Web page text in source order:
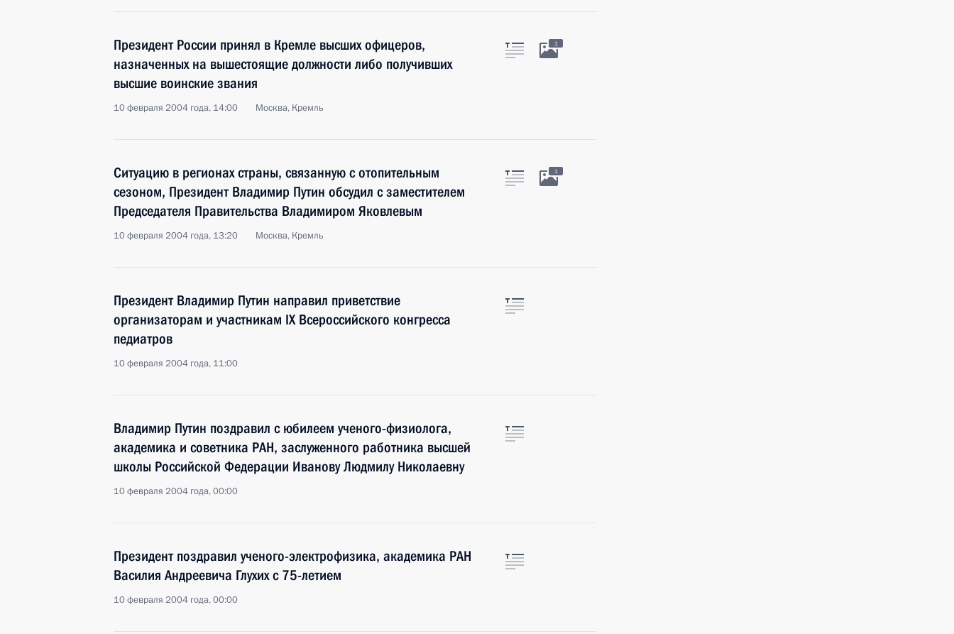
Президент России принял в Кремле высших офицеров,
назначенных на вышестоящие должности либо получивших
высшие воинские звания
10 февраля 2004 года, 14:00 Москва, Кремль
1
Ситуацию в регионах страны, связанную с отопительным
сезоном, Президент Владимир Путин обсудил с заместителем
Председателя Правительства Владимиром Яковлевым
10 февраля 2004 года, 13:20 Москва, Кремль
1
Президент Владимир Путин направил приветствие
организаторам и участникам IX Всероссийского конгресса
педиатров
10 февраля 2004 года, 11:00
Владимир Путин поздравил с юбилеем ученого-физиолога,
академика и советника РАН, заслуженного работника высшей
школы Российской Федерации Иванову Людмилу Николаевну
10 февраля 2004 года, 00:00
Президент поздравил ученого-электрофизика, академика РАН
Василия Андреевича Глухих с 75-летием
10 февраля 2004 года, 00:00